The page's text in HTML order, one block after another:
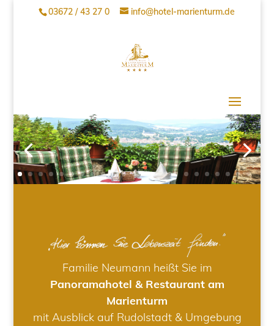
03672 / 43 27 0 info@hotel-marienturm.de
Familie Neumann heißt Sie im
Panoramahotel & Restaurant am
Marienturm
mit Ausblick auf Rudolstadt & Umgebung